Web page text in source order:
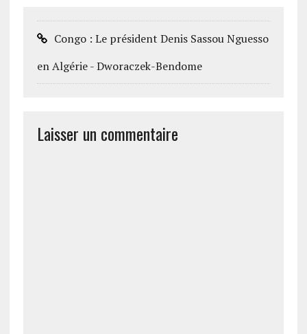
Congo : Le président Denis Sassou Nguesso
en Algérie - Dworaczek-Bendome
Laisser un commentaire